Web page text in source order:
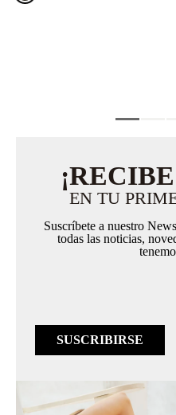
EN TU
Suscríbete a nuestro
todas las noticias,
SUSCRIBIRSE